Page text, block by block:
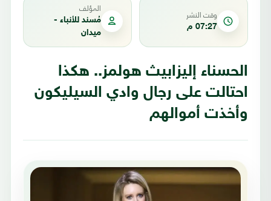
وقت النشر
07:27 م
المؤلف
مُسند للأنباء -
ميدان
الحسناء إليزابيث هولمز.. هكذا
احتالت على رجال وادي السيليكون
وأخذت أموالهم